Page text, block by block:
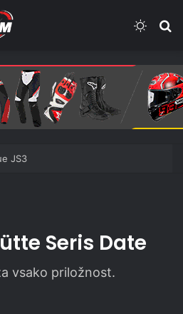
JS3
Seris Date
vsako priložnost.